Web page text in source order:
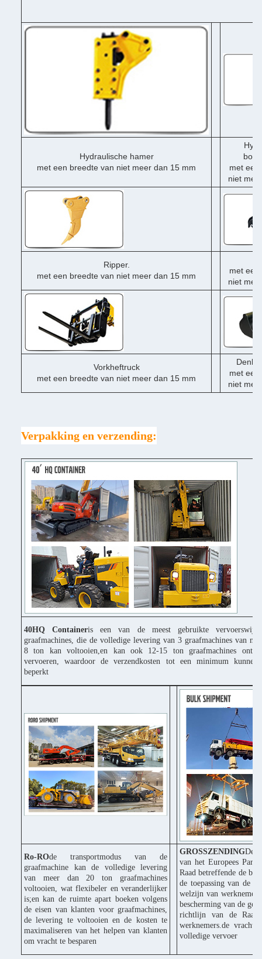
Hydraulische hamer
met een breedte van niet meer dan 15 mm
met een
niet
Ripper.
met een breedte van niet meer dan 15 mm
met een
niet
Vorkheftruck
met een breedte van niet meer dan 15 mm
met een
niet
Verpakking en verzending:
40HQ Containeris een van de meest gebruikte
graafmachines, die de volledige levering van 3 graafmachines van
8 ton kan voltooien,en kan ook 12-15 ton graafmachines
vervoeren, waardoor de verzendkosten tot een minimum kunnen
beperkt
Ro-ROde transportmodus van de
graafmachine kan de volledige levering
van meer dan 20 ton graafmachines
voltooien, wat flexibeler en veranderlijker
is;en kan de ruimte apart boeken volgens
de eisen van klanten voor graafmachines,
de levering te voltooien en de kosten te
maximaliseren van het helpen van klanten
om vracht te besparen
GROSSZENDINGDe
van het Europees
Raad betreffende de
de toepassing van de
welzijn van
bescherming van de
richtlijn van de Raad
werknemers.de
volledige vervoer